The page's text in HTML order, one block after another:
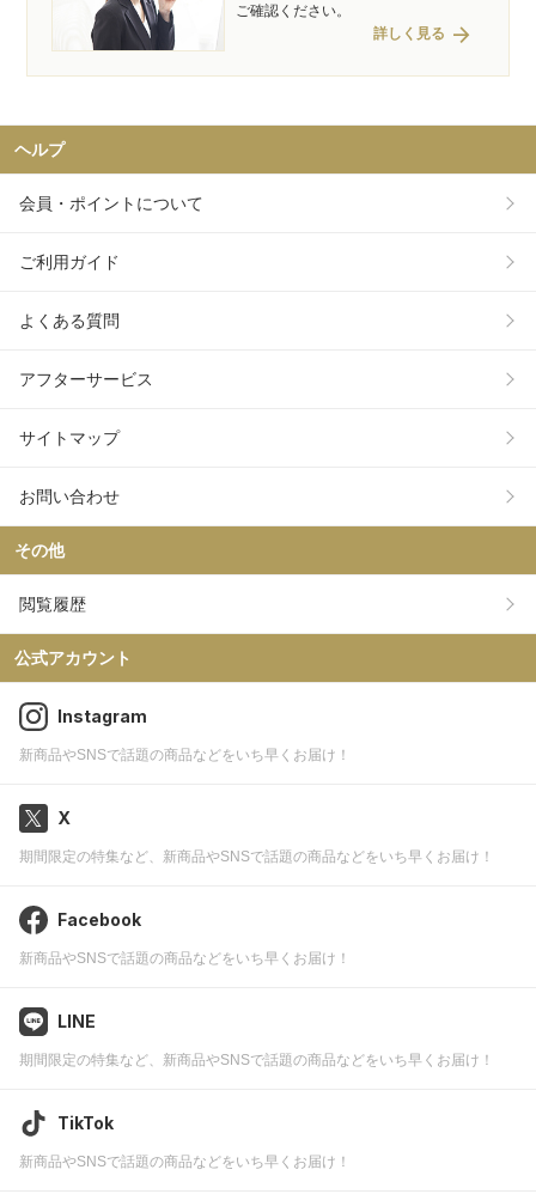
ご確認ください。
詳しく見る arrow_forward
ヘルプ
会員・ポイントについて
ご利用ガイド
よくある質問
アフターサービス
サイトマップ
お問い合わせ
その他
閲覧履歴
公式アカウント
Instagram
新商品やSNSで話題の商品などをいち早くお届け！
X
期間限定の特集など、新商品やSNSで話題の商品などをいち早くお届け！
Facebook
新商品やSNSで話題の商品などをいち早くお届け！
LINE
期間限定の特集など、新商品やSNSで話題の商品などをいち早くお届け！
TikTok
新商品やSNSで話題の商品などをいち早くお届け！